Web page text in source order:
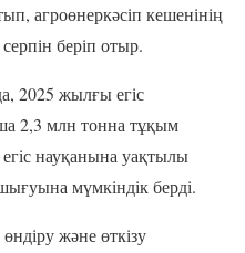
агроөнеркәсіп кешенінің
беріп отыр.
2025 жылғы егіс
2,3 млн тонна тұқым
науқанына уақтылы
мүмкіндік берді.
және өткізу